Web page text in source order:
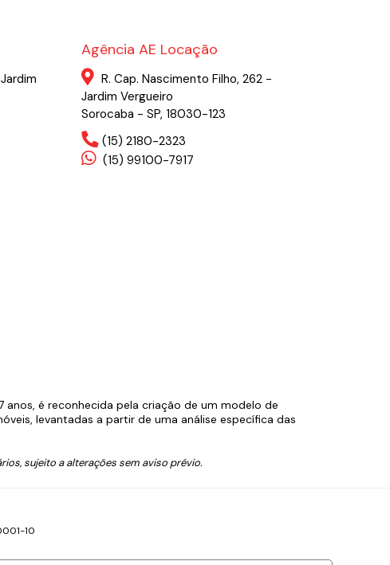
Agência AE Locação
R. Cap. Nascimento Filho, 262 -
Jardim Vergueiro
Sorocaba - SP, 18030-123
(15) 2180-2323
(15) 99100-7917
anos, é reconhecida pela criação de um modelo de
levantadas a partir de uma análise específica das
sujeito a alterações sem aviso prévio.
10